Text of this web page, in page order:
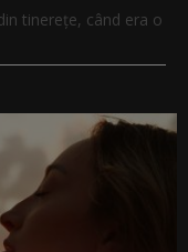
tinerețe, când era o